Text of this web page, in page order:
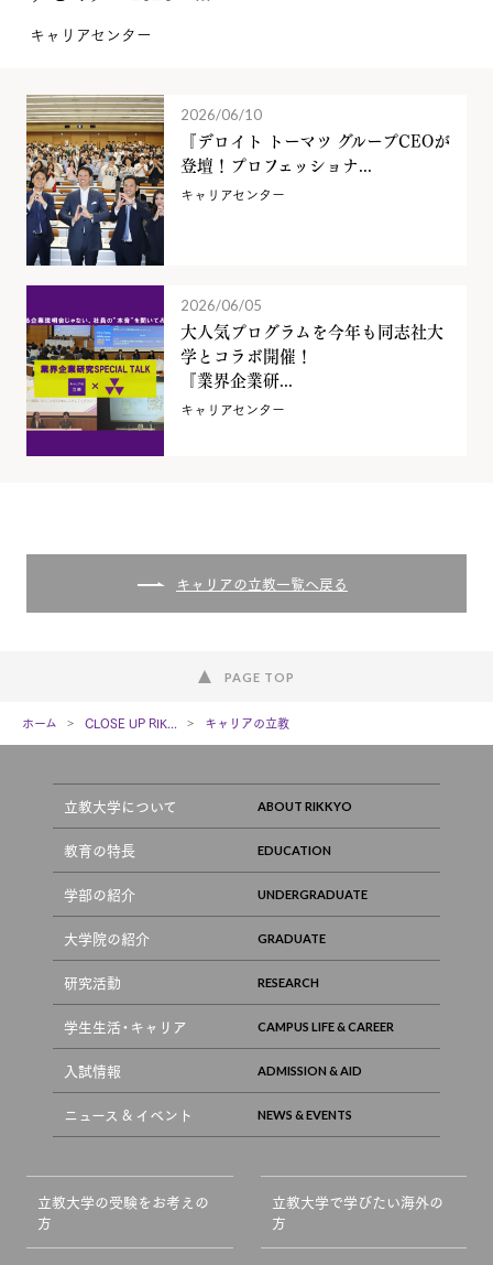
キャリアセンター
2026/06/10
『デロイト トーマツ グループCEOが
登壇！プロフェッショナ...
キャリアセンター
2026/06/05
大人気プログラムを今年も同志社大
学とコラボ開催！
『業界企業研...
キャリアセンター
キャリアの立教一覧へ戻る
PAGE TOP
ホーム CLOSE UP RIK... キャリアの立教
立教大学について
教育の特長
学部の紹介
大学院の紹介
研究活動
学生生活・キャリア
入試情報
ニュース & イベント
立教大学の受験をお考えの
方
立教大学で学びたい海外の
方